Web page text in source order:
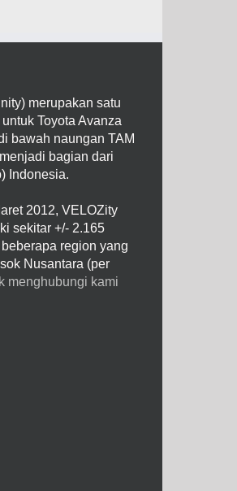
merupakan satu
Toyota Avanza
bawah naungan TAM
bagian dari
Indonesia.
2012, VELOZity
sekitar +/- 2.165
region yang
Nusantara (per
menghubungi kami